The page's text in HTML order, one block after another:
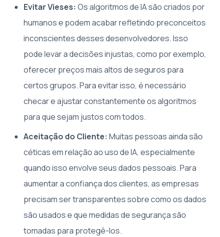
Evitar Vieses: Os algoritmos de IA são criados por
humanos e podem acabar refletindo preconceitos
inconscientes desses desenvolvedores. Isso
pode levar a decisões injustas, como por exemplo,
oferecer preços mais altos de seguros para
certos grupos. Para evitar isso, é necessário
checar e ajustar constantemente os algoritmos
para que sejam justos com todos.
Aceitação do Cliente: Muitas pessoas ainda são
céticas em relação ao uso de IA, especialmente
quando isso envolve seus dados pessoais. Para
aumentar a confiança dos clientes, as empresas
precisam ser transparentes sobre como os dados
são usados e que medidas de segurança são
tomadas para protegê-los.